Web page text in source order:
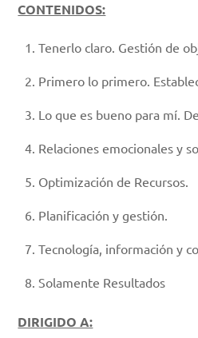
CONTENIDOS:
Tenerlo claro. Gestión de
Primero lo primero.
Lo que es bueno para mí.
Relaciones emocionales y
Optimización de Recursos.
Planificación y gestión.
Tecnología, información y
Solamente Resultados
DIRIGIDO A: